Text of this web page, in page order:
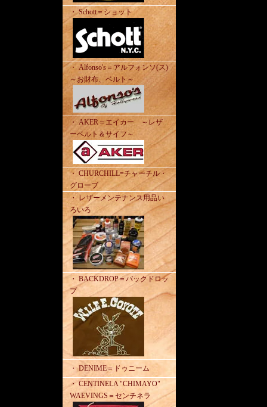
・ Schott＝ショット
・ Alfonso's＝アルフォンソ(ス)
～お財布、ベルト～
・ AKER＝エイカー ～レザ
ーベルト＆サイフ～
・ CHURCHILL=チャーチル・
グローブ
・ レザーメンテナンス用品い
ろいろ
・ BACKDROP＝バックドロッ
プ
・ DENIME＝ドゥニーム
・ CENTINELA "CHIMAYO"
WAEVINGS＝センチネラ